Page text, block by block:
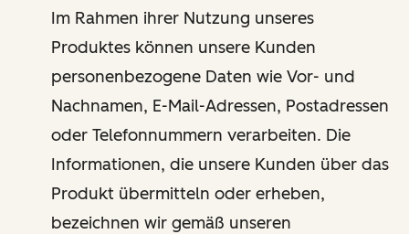
Im Rahmen ihrer Nutzung unseres
Produktes können unsere Kunden
personenbezogene Daten wie Vor- und
Nachnamen, E-Mail-Adressen, Postadressen
oder Telefonnummern verarbeiten. Die
Informationen, die unsere Kunden über das
Produkt übermitteln oder erheben,
bezeichnen wir gemäß unseren